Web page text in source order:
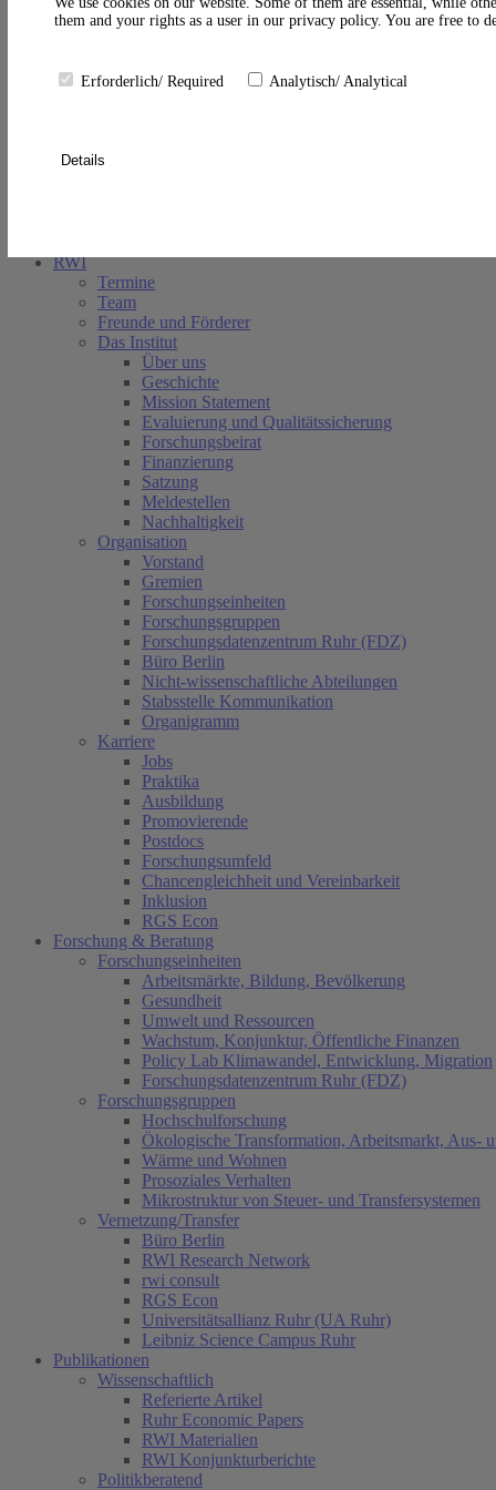
Suche schließen
RWI
Termine
Team
Freunde und Förderer
Das Institut
Über uns
Geschichte
Mission Statement
Evaluierung und Qualitätssicherung
Forschungsbeirat
Finanzierung
Satzung
Meldestellen
Nachhaltigkeit
Organisation
Vorstand
Gremien
Forschungseinheiten
Forschungsgruppen
Forschungsdatenzentrum Ruhr (FDZ)
Büro Berlin
Nicht-wissenschaftliche Abteilungen
Stabsstelle Kommunikation
Organigramm
Karriere
Jobs
Praktika
Ausbildung
Promovierende
Postdocs
Forschungsumfeld
Chancengleichheit und Vereinbarkeit
Inklusion
RGS Econ
Forschung & Beratung
Forschungseinheiten
Arbeitsmärkte, Bildung, Bevölkerung
Gesundheit
Umwelt und Ressourcen
Wachstum, Konjunktur, Öffentliche Finanzen
Policy Lab Klimawandel, Entwicklung, Migration
Forschungsdatenzentrum Ruhr (FDZ)
Forschungsgruppen
Hochschulforschung
Ökologische Transformation, Arbeitsmarkt, Aus-
Wärme und Wohnen
Prosoziales Verhalten
Mikrostruktur von Steuer- und Transfersystemen
Vernetzung/Transfer
Büro Berlin
RWI Research Network
rwi consult
RGS Econ
Universitätsallianz Ruhr (UA Ruhr)
Leibniz Science Campus Ruhr
Publikationen
Wissenschaftlich
Referierte Artikel
Ruhr Economic Papers
RWI Materialien
RWI Konjunkturberichte
Politikberatend
them and your rights as a user in our privacy policy. You are free to
Erforderlich/ Required Analytisch/ Analytical
Details